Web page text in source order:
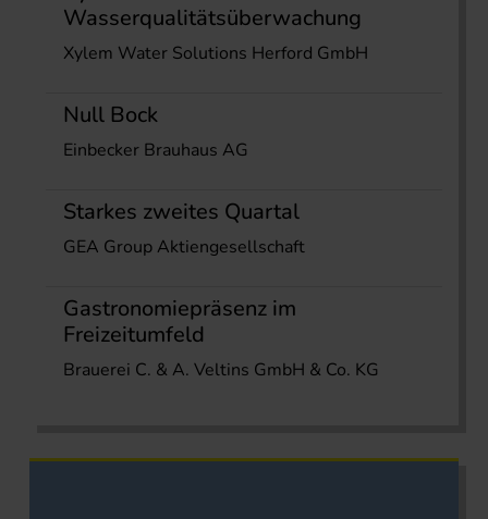
Wasserqualitätsüberwachung
Xylem Water Solutions Herford GmbH
Null Bock
Einbecker Brauhaus AG
Starkes zweites Quartal
GEA Group Aktiengesellschaft
Gastronomiepräsenz im
Freizeitumfeld
Brauerei C. & A. Veltins GmbH & Co. KG